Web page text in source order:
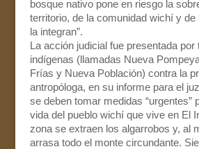
bosque nativo pone en riesgo la
territorio, de la comunidad wichí y
la integran”.
La acción judicial fue presentada
indígenas (llamadas Nueva
Frías y Nueva Población) contra la
antropóloga, en su informe para el
se deben tomar medidas “urgentes”
vida del pueblo wichí que vive en El
zona se extraen los algarrobos y, al
arrasa todo el monte circundante.